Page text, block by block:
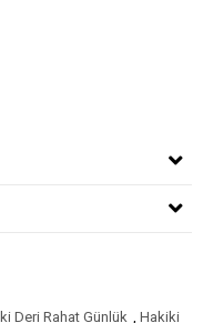
Deri Rahat Günlük , Hakiki